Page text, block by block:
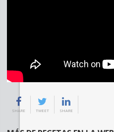
SHARE TWEET SHARE